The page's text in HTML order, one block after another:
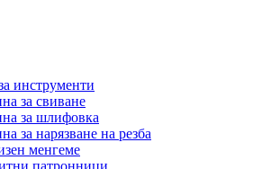
инструменти
за свиване
за шлифовка
за нарязване на резба
менгеме
патронници